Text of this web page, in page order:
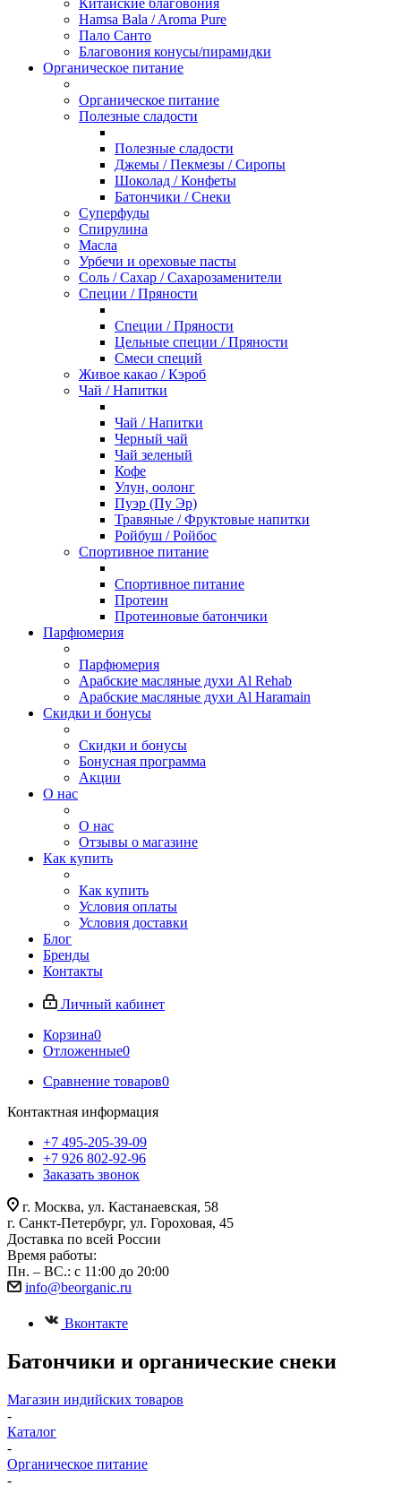
Китайские благовония
Hamsa Bala / Aroma Pure
Пало Санто
Благовония конусы/пирамидки
Органическое питание
Органическое питание
Полезные сладости
Полезные сладости
Джемы / Пекмезы / Сиропы
Шоколад / Конфеты
Батончики / Снеки
Суперфуды
Спирулина
Масла
Урбечи и ореховые пасты
Соль / Сахар / Сахарозаменители
Специи / Пряности
Специи / Пряности
Цельные специи / Пряности
Смеси специй
Живое какао / Кэроб
Чай / Напитки
Чай / Напитки
Черный чай
Чай зеленый
Кофе
Улун, оолонг
Пуэр (Пу Эр)
Травяные / Фруктовые напитки
Ройбуш / Ройбос
Спортивное питание
Спортивное питание
Протеин
Протеиновые батончики
Парфюмерия
Парфюмерия
Арабские масляные духи Al Rehab
Арабские масляные духи Al Haramain
Скидки и бонусы
Скидки и бонусы
Бонусная программа
Акции
О нас
О нас
Отзывы о магазине
Как купить
Как купить
Условия оплаты
Условия доставки
Блог
Бренды
Контакты
Личный кабинет
Корзина0
Отложенные0
Сравнение товаров0
Контактная информация
+7 495-205-39-09
+7 926 802-92-96
Заказать звонок
г. Москва, ул. Кастанаевская, 58
г. Санкт-Петербург, ул. Гороховая, 45
Доставка по всей России
Время работы:
Пн. – ВС.: с 11:00 до 20:00
info@beorganic.ru
Вконтакте
Батончики и органические снеки
Магазин индийских товаров
-
Каталог
-
Органическое питание
-